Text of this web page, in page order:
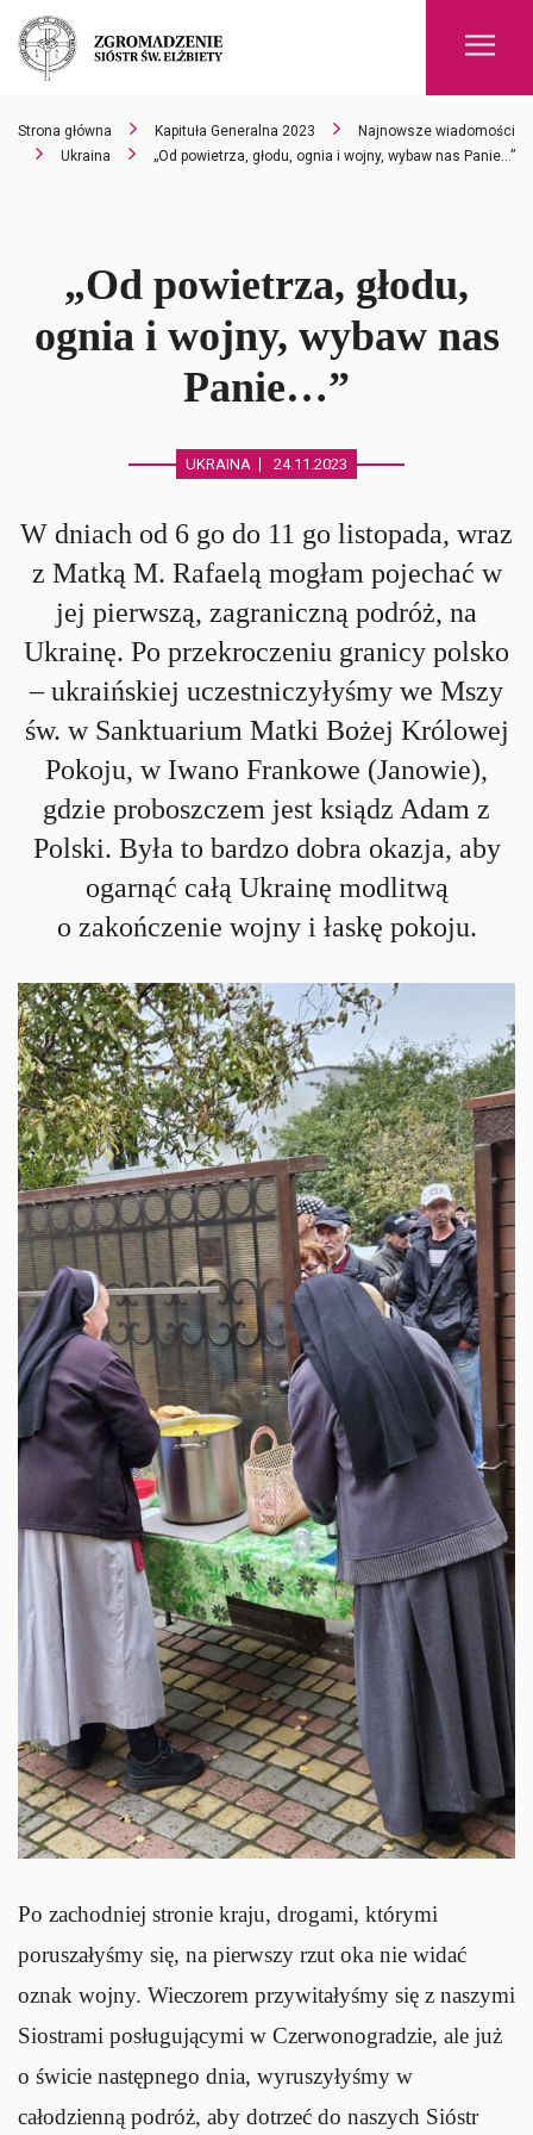
Strona główna Kapituła Generalna 2023
Najnowsze wiadomości
Ukraina
„Od powietrza, głodu, ognia i wojny, wybaw nas Panie…”
„Od powietrza, głodu,
ognia i wojny, wybaw nas
Panie…”
UKRAINA 24.11.2023
W dniach od 6 go do 11 go listopada, wraz
z Matką M. Rafaelą mogłam pojechać w
jej pierwszą, zagraniczną podróż, na
Ukrainę. Po przekroczeniu granicy polsko
– ukraińskiej uczestniczyłyśmy we Mszy
św. w Sanktuarium Matki Bożej Królowej
Pokoju, w Iwano Frankowe (Janowie),
gdzie proboszczem jest ksiądz Adam z
Polski. Była to bardzo dobra okazja, aby
ogarnąć całą Ukrainę modlitwą
o zakończenie wojny i łaskę pokoju.
Po zachodniej stronie kraju, drogami, którymi
poruszałyśmy się, na pierwszy rzut oka nie widać
oznak wojny. Wieczorem przywitałyśmy się z naszymi
Siostrami posługującymi w Czerwonogradzie, ale już
o świcie następnego dnia, wyruszyłyśmy w
całodzienną podróż, aby dotrzeć do naszych Sióstr